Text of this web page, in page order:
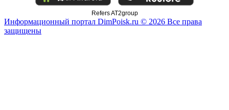
Refers AT2group
Информационный портал DimPoisk.ru © 2026 Все права
защищены